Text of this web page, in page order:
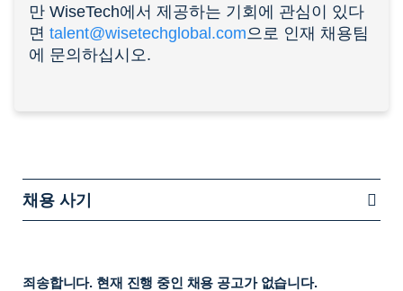
만 WiseTech에서 제공하는 기회에 관심이 있다
면 talent@wisetechglobal.com으로 인재 채용팀
에 문의하십시오.
채용 사기
죄송합니다. 현재 진행 중인 채용 공고가 없습니다.